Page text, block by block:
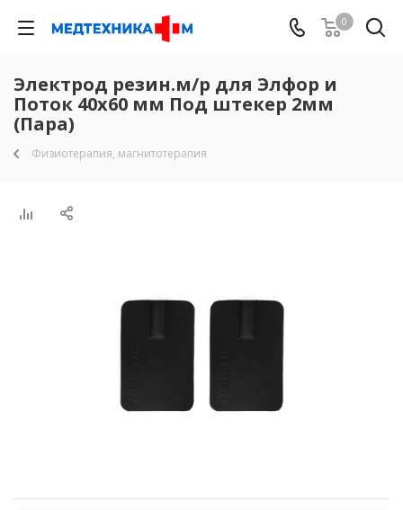
0
Электрод резин.м/р для Элфор и
Поток 40х60 мм Под штекер 2мм
(Пара)
Физиотерапия, магнитотерапия